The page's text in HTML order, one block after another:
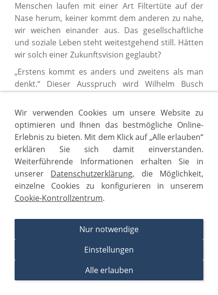
Menschen laufen mit einer Art Filtertüte auf der
Nase herum, keiner kommt dem anderen zu nahe,
wir weichen einander aus. Das gesellschaftliche
und soziale Leben steht weitestgehend still. Hätten
wir solch einer Zukunftsvision geglaubt?
„Erstens kommt es anders und zweitens als man
denkt.“ Dieser Ausspruch wird Wilhelm Busch
zugeschrieben und bringt es auf den Punkt. Wir
müssen lernen, dass manche Dinge sich einfach
komplett einer Planbarkeit entziehen. Das ist das
Leben.
Auch der Verlust eines geliebten Menschen
bedeutet den Verlust von Kontrolle. Da sieht man
sich plötzlich mit einer neuen Realität konfrontiert,
die unerträglich erscheint. Wir haben keine
Möglichkeit der Einflussnahme. Wir wünschen uns
Eigentlich ist das Gefühl von Kontrolle nur eine
Illusion. Aber durch unseren Versuch, die Welt und
deren Ereignisse zu steuern, fühlen wir uns in einer
vermeintlichen Sicherheit. Wie oft haben wir schon
die Zukunft geplant und sind von einer bunten und
Wir verwenden Cookies um unsere Website zu
optimieren und Ihnen das bestmögliche Online-
Erlebnis zu bieten. Mit dem Klick auf „Alle erlauben“
erklären Sie sich damit einverstanden.
Weiterführende Informationen erhalten Sie in
unserer Datenschutzerklärung, die Möglichkeit,
einzelne Cookies zu konfigurieren in unserem
Cookie-Kontrollzentrum.
Nur notwendige
Einstellungen
Alle erlauben